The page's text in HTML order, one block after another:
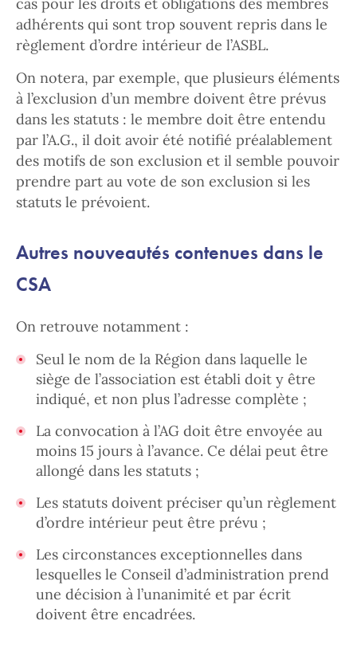
adhérents qui sont trop souvent repris dans le
règlement d’ordre intérieur de l’ASBL.
On notera, par exemple, que plusieurs éléments
à l’exclusion d’un membre doivent être prévus
dans les statuts : le membre doit être entendu
par l’A.G., il doit avoir été notifié préalablement
des motifs de son exclusion et il semble pouvoir
prendre part au vote de son exclusion si les
statuts le prévoient.
Autres nouveautés contenues dans le
CSA
On retrouve notamment :
Seul le nom de la Région dans laquelle le
siège de l’association est établi doit y être
indiqué, et non plus l’adresse complète ;
La convocation à l’AG doit être envoyée au
moins 15 jours à l’avance. Ce délai peut être
allongé dans les statuts ;
Les statuts doivent préciser qu’un règlement
d’ordre intérieur peut être prévu ;
Les circonstances exceptionnelles dans
lesquelles le Conseil d’administration prend
une décision à l’unanimité et par écrit
doivent être encadrées.